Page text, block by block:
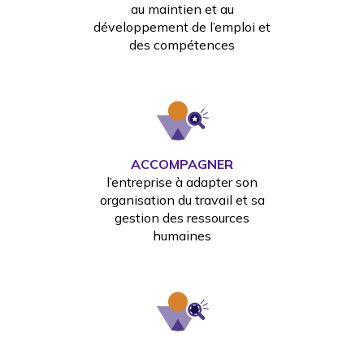
au maintien et au
développement de l’emploi et
des compétences
ACCOMPAGNER
l’entreprise à adapter son
organisation du travail et sa
gestion des ressources
humaines